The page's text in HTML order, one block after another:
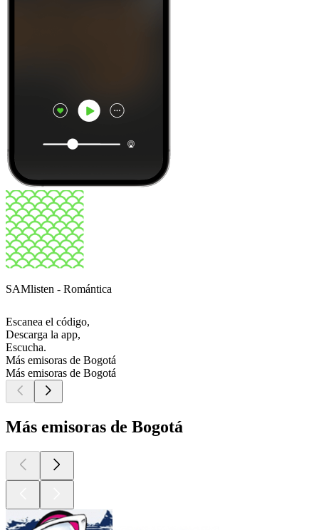
SAMlisten - Romántica
Escanea el código,
Descarga la app,
Escucha.
Más emisoras de Bogotá
Más emisoras de Bogotá
Más emisoras de Bogotá